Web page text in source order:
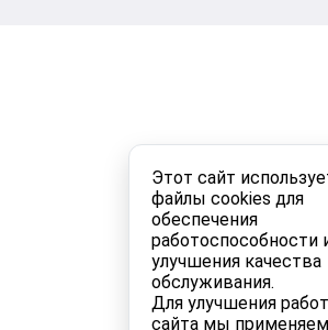
Этот сайт
файлы cookies для
обеспечения
работоспособности
улучшения качества
обслуживания.
Для улучшения
сайта мы применяем